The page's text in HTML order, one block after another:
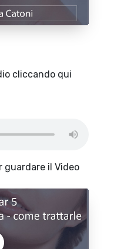
cliccando qui
guardare il Video